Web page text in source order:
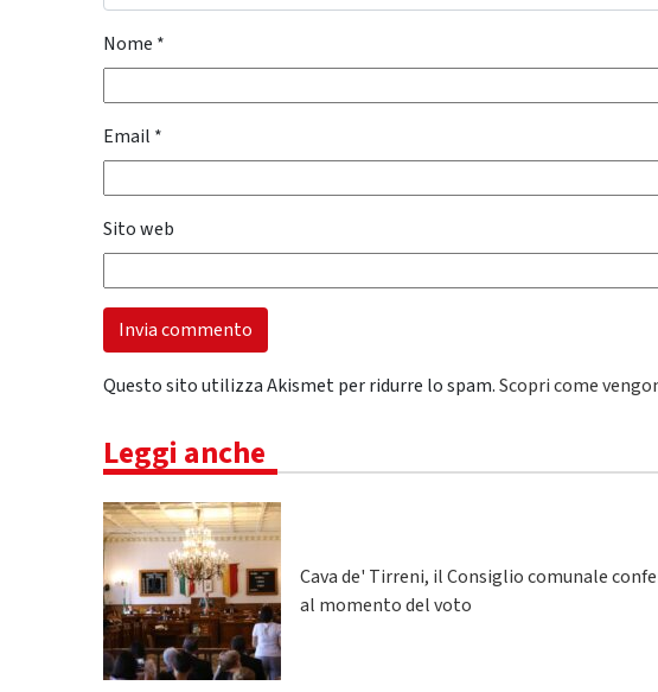
Nome *
Email *
Sito web
Questo sito utilizza Akismet per ridurre lo spam.Scopri come
Leggi anche
Cava de' Tirreni, il Consiglio comunale
al momento del voto